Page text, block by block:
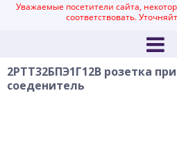
Уважаемые посетители сайта,
соответствовать.
2РТТ32БПЭ1Г12В розетка
соеденитель